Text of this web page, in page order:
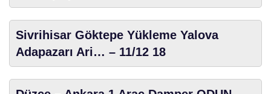
Sivrihisar Göktepe Yükleme Yalova
Adapazarı Ari… – 11/12 18